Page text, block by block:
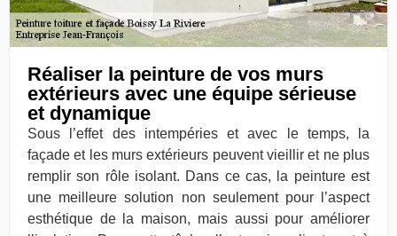
Réaliser la peinture de vos murs
extérieurs avec une équipe sérieuse
et dynamique
Sous l’effet des intempéries et avec le temps, la
façade et les murs extérieurs peuvent vieillir et ne plus
remplir son rôle isolant. Dans ce cas, la peinture est
une meilleure solution non seulement pour l’aspect
esthétique de la maison, mais aussi pour améliorer